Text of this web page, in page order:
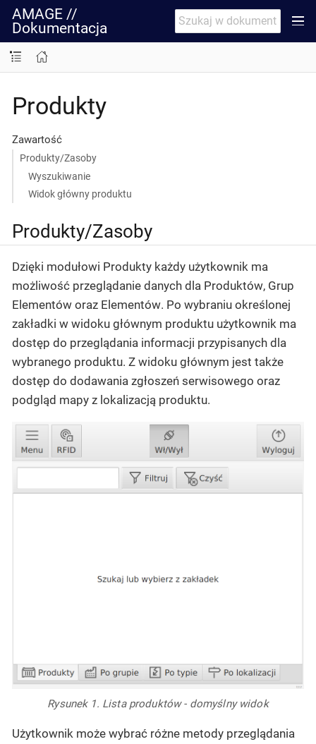
AMAGE //
Dokumentacja
Produkty
Zawartość
Produkty/Zasoby
Wyszukiwanie
Widok główny produktu
Produkty/Zasoby
Dzięki modułowi Produkty każdy użytkownik ma
możliwość przeglądanie danych dla Produktów, Grup
Elementów oraz Elementów. Po wybraniu określonej
zakładki w widoku głównym produktu użytkownik ma
dostęp do przeglądania informacji przypisanych dla
wybranego produktu. Z widoku głównym jest także
dostęp do dodawania zgłoszeń serwisowego oraz
podgląd mapy z lokalizacją produktu.
Rysunek 1. Lista produktów - domyślny widok
Użytkownik może wybrać różne metody przeglądania